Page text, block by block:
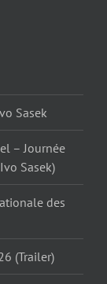
Sasek
– Journée
Sasek)
des
(Trailer)